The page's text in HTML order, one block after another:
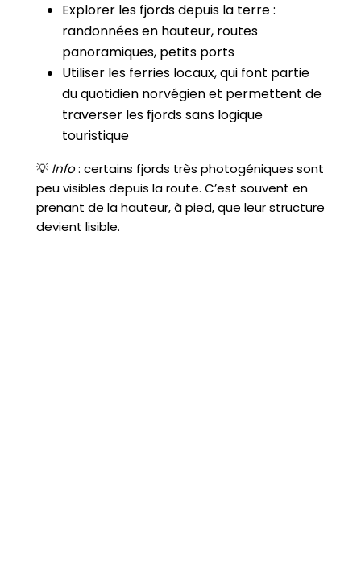
Explorer les fjords depuis la terre :
randonnées en hauteur, routes
panoramiques, petits ports
Utiliser les ferries locaux, qui font partie
du quotidien norvégien et permettent de
traverser les fjords sans logique
touristique
💡 Info: certains fjords très photogéniques sont
peu visibles depuis la route. C’est souvent en
prenant de la hauteur, à pied, que leur structure
devient lisible.